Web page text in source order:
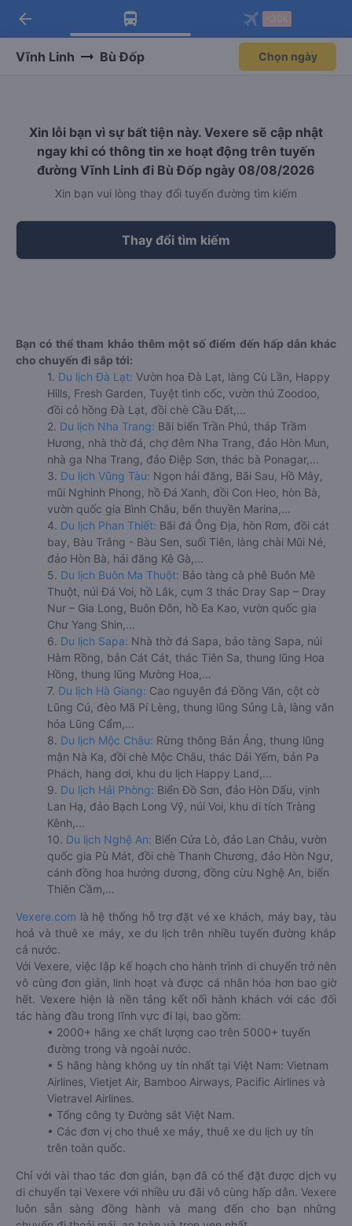
Tải app Vexere ngay!
Nhận ưu đãi thành viên độc
Mở app
Tải app Vexere
-30k/ghế khi đặt vé máy bay qua
Mở app
arrow_back
Vĩnh Linh Bù Đốp Chọn ngày
Xin lỗi bạn vì sự bất tiện này. Vexere sẽ cập nhật
ngay khi có thông tin xe hoạt động trên tuyến
đường Vĩnh Linh đi Bù Đốp ngày 08/08/2026
Xin bạn vui lòng thay đổi tuyến đường tìm kiếm
Thay đổi tìm kiếm
Bạn có thể tham khảo thêm một số điểm đến hấp dẫn khác
cho chuyến đi sắp tới:
1. Du lịch Đà Lạt: Vườn hoa Đà Lạt, làng Cù Lần, Happy
Hills, Fresh Garden, Tuyệt tình cốc, vườn thú Zoodoo,
đồi cỏ hồng Đà Lạt, đồi chè Cầu Đất,...
2. Du lịch Nha Trang: Bãi biển Trần Phú, tháp Trầm
Hương, nhà thờ đá, chợ đêm Nha Trang, đảo Hòn Mun,
nhà ga Nha Trang, đảo Điệp Sơn, thác bà Ponagar,...
3. Du lịch Vũng Tàu: Ngọn hải đăng, Bãi Sau, Hồ Mây,
mũi Nghinh Phong, hồ Đá Xanh, đồi Con Heo, hòn Bà,
vườn quốc gia Bình Châu, bến thuyền Marina,...
4. Du lịch Phan Thiết: Bãi đá Ông Địa, hòn Rơm, đồi cát
bay, Bàu Trắng - Bàu Sen, suối Tiên, làng chài Mũi Né,
đảo Hòn Bà, hải đăng Kê Gà,...
5. Du lịch Buôn Ma Thuột: Bảo tàng cà phê Buôn Mê
Thuột, núi Đá Voi, hồ Lắk, cụm 3 thác Dray Sap – Dray
Nur – Gia Long, Buôn Đôn, hồ Ea Kao, vườn quốc gia
Chư Yang Shin,...
6. Du lịch Sapa: Nhà thờ đá Sapa, bảo tàng Sapa, núi
Hàm Rồng, bản Cát Cát, thác Tiên Sa, thung lũng Hoa
Hồng, thung lũng Mường Hoa,...
7. Du lịch Hà Giang: Cao nguyên đá Đồng Văn, cột cờ
Lũng Cú, đèo Mã Pí Lèng, thung lũng Sủng Là, làng văn
hóa Lũng Cẩm,...
8. Du lịch Mộc Châu: Rừng thông Bản Áng, thung lũng
mận Nà Ka, đồi chè Mộc Châu, thác Dải Yếm, bản Pa
Phách, hang dơi, khu du lịch Happy Land,...
9. Du lịch Hải Phòng: Biển Đồ Sơn, đảo Hòn Dấu, vịnh
Lan Hạ, đảo Bạch Long Vỹ, núi Voi, khu di tích Tràng
Kênh,...
10. Du lịch Nghệ An: Biển Cửa Lò, đảo Lan Châu, vườn
quốc gia Pù Mát, đồi chè Thanh Chương, đảo Hòn Ngư,
cánh đồng hoa hướng dương, đồng cừu Nghệ An, biển
Thiên Cầm,...
Vexere.com là hệ thống hỗ trợ đặt vé xe khách, máy bay, tàu
hoả và thuê xe máy, xe du lịch trên nhiều tuyến đường khắp
cả nước.
Với Vexere, việc lập kế hoạch cho hành trình di chuyển trở nên
vô cùng đơn giản, linh hoạt và được cá nhân hóa hơn bao giờ
hết. Vexere hiện là nền tảng kết nối hành khách với các đối
tác hàng đầu trong lĩnh vực đi lại, bao gồm:
• 2000+ hãng xe chất lượng cao trên 5000+ tuyến
đường trong và ngoài nước.
• 5 hãng hàng không uy tín nhất tại Việt Nam: Vietnam
Airlines, Vietjet Air, Bamboo Airways, Pacific Airlines và
Vietravel Airlines.
• Tổng công ty Đường sắt Việt Nam.
• Các đơn vị cho thuê xe máy, thuê xe du lịch uy tín
trên toàn quốc.
Chỉ với vài thao tác đơn giản, bạn đã có thể đặt được dịch vụ
di chuyển tại Vexere với nhiều ưu đãi vô cùng hấp dẫn. Vexere
luôn sẵn sàng đồng hành và mang đến cho bạn những